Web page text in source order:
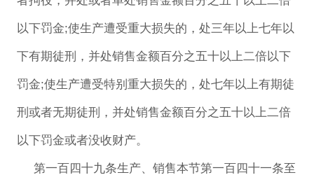
以下罚金;使生产遭受重大损失的，处三年以上七年以
下有期徒刑，并处销售金额百分之五十以上二倍以下
罚金;使生产遭受特别重大损失的，处七年以上有期徒
刑或者无期徒刑，并处销售金额百分之五十以上二倍
以下罚金或者没收财产。
第一百四十九条生产、销售本节第一百四十一条至